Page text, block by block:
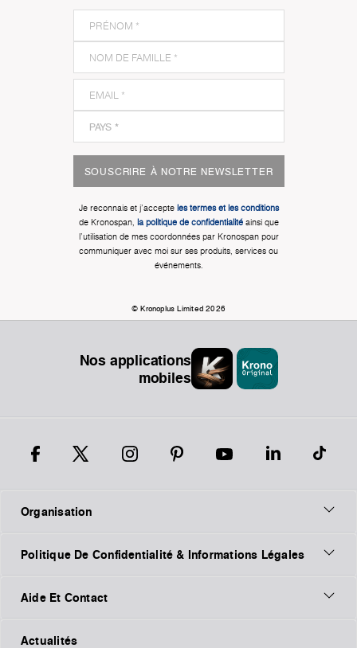
SOUSCRIRE À NOTRE NEWSLETTER
Je reconnais et j'accepte les termes et les conditions
de Kronospan, la politique de confidentialitéainsi que
l'utilisation de mes coordonnées par Kronospan pour
communiquer avec moi sur ses produits, services ou
événements.
© Kronoplus Limited 2026
Nos applications
mobiles
Organisation
Politique De Confidentialité & Informations Légales
Aide Et Contact
Actualités